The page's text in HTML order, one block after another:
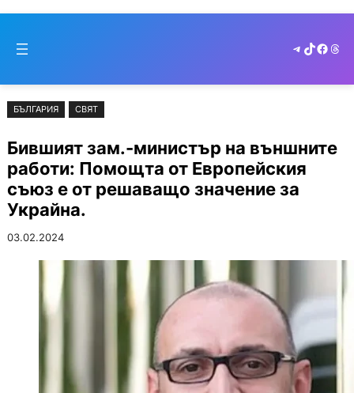
съдържанието
to
Telegram
TikTok
БЪЛГАРИЯ СВЯТ
Бившият зам.-министър на външните
работи: Помощта от Европейския
съюз е от решаващо значение за
Украйна.
03.02.2024